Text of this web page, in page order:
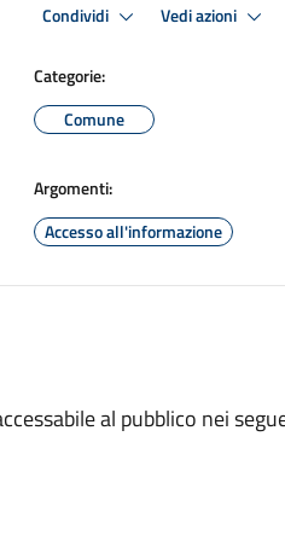
Condividi Vedi azioni
Categorie:
Comune
Argomenti:
Accesso all'informazione
al pubblico nei